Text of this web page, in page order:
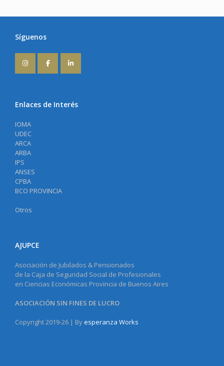
Síguenos
Enlaces de Interés
IOMA
UDEC
ARCA
ARBA
IPS
ANSES
CPBA
BCO PROVINCIA
Otros
AJUPCE
Asociación de Jubilados & Pensionados
de la Caja de Seguridad Social de Profesionales
en Ciencias Económicas Provincia de Buenos Aires
ASOCIACIÓN SIN FINES DE LUCRO
Copyright 2019-26 | Byesperanza Works